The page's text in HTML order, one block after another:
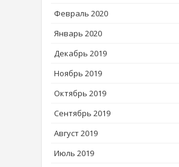
Февраль 2020
Январь 2020
Декабрь 2019
Ноябрь 2019
Октябрь 2019
Сентябрь 2019
Август 2019
Июль 2019